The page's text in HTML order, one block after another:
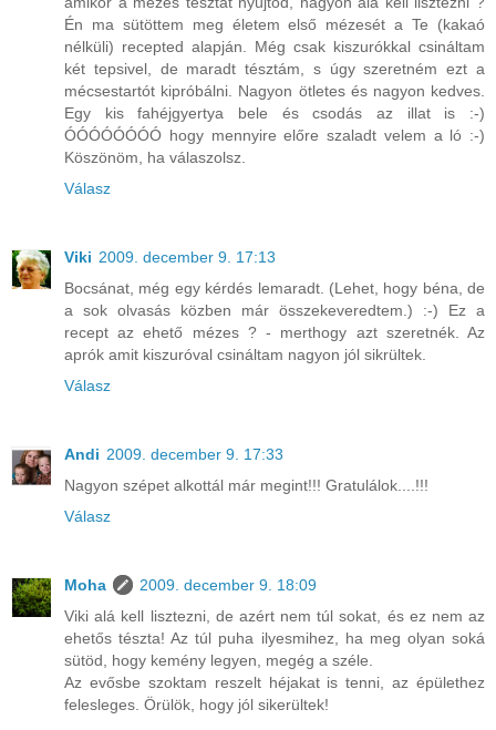
Én ma sütöttem meg életem első mézesét a Te (kakaó
nélküli) recepted alapján. Még csak kiszurókkal csináltam
két tepsivel, de maradt tésztám, s úgy szeretném ezt a
mécsestartót kipróbálni. Nagyon ötletes és nagyon kedves.
Egy kis fahéjgyertya bele és csodás az illat is :-)
ÓÓÓÓÓÓÓÓ hogy mennyire előre szaladt velem a ló :-)
Köszönöm, ha válaszolsz.
Válasz
Viki 2009. december 9. 17:13
Bocsánat, még egy kérdés lemaradt. (Lehet, hogy béna, de
a sok olvasás közben már összekeveredtem.) :-) Ez a
recept az ehető mézes ? - merthogy azt szeretnék. Az
aprók amit kiszuróval csináltam nagyon jól sikrültek.
Válasz
Andi 2009. december 9. 17:33
Nagyon szépet alkottál már megint!!! Gratulálok....!!!
Válasz
Moha
2009. december 9. 18:09
Viki alá kell lisztezni, de azért nem túl sokat, és ez nem az
ehetős tészta! Az túl puha ilyesmihez, ha meg olyan soká
sütöd, hogy kemény legyen, megég a széle.
Az evősbe szoktam reszelt héjakat is tenni, az épülethez
felesleges. Örülök, hogy jól sikerültek!